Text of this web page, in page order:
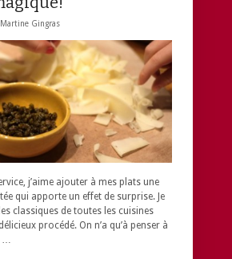
Martine Gingras
j’aime ajouter à mes plats une
qui apporte un effet de surprise. Je
classiques de toutes les cuisines
procédé. On n’a qu’à penser à
…